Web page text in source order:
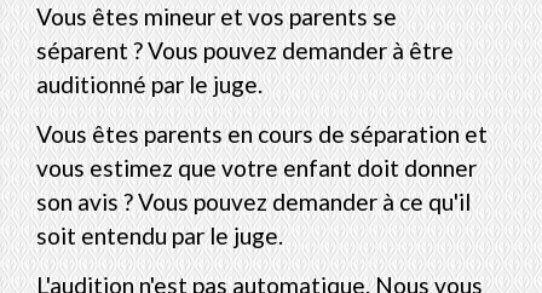
Vous êtes mineur et vos parents se
séparent ? Vous pouvez demander à être
auditionné par le juge.
Vous êtes parents en cours de séparation et
vous estimez que votre enfant doit donner
son avis ? Vous pouvez demander à ce qu'il
soit entendu par le juge.
L'audition n'est pas automatique. Nous vous